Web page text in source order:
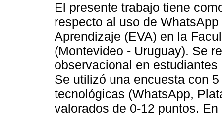
El presente trabajo tiene
respecto al uso de
Aprendizaje (EVA) en la
(Montevideo - Uruguay). Se
observacional en
Se utilizó una encuesta con
tecnológicas (WhatsApp,
valorados de 0-12 puntos.